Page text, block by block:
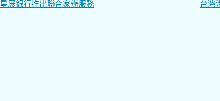
文
星展銀行推出聯合家辦服務 台灣